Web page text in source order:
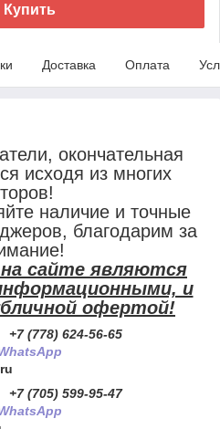
Купить
Доставка Оплата
окончательная
исходя из многих
наличие и точные
благодарим за
сайте являются
и
офертой!
624-56-65
599-95-47